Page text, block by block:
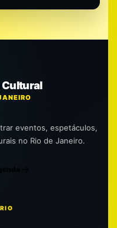
eventos, espetáculos,
no Rio de Janeiro.